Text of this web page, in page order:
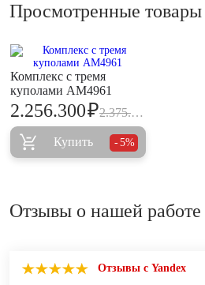
Просмотренные товары
Комплекс с тремя
куполами AM4961
2.375.000
2.256.300₽
Купить 5%
Отзывы о нашей работе
Отзывы с Yandex